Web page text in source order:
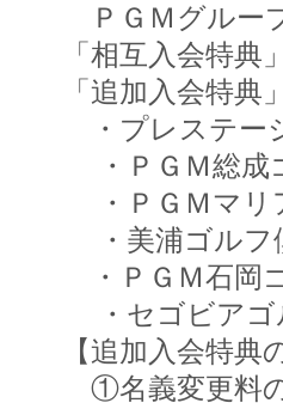
ＰＧＭグルー
「相互入会特
「追加入会特典
・プレステー
・ＰＧＭ総成
・ＰＧＭマリ
・美浦ゴルフ
・ＰＧＭ石岡
・セゴビアゴ
【追加入会特典
①名義変更料